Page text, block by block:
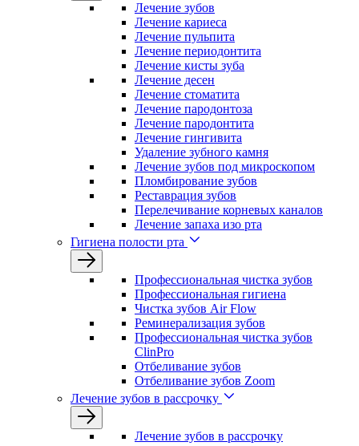
Лечение зyбов
Лечение кариеса
Лечение пульпита
Лечение периодонтита
Лечение кисты зуба
Лечение десен
Лечение стоматита
Лечение пародонтоза
Лечение пародонтита
Лечение гингивита
Удаление зубного камня
Лечение зубов под микроскопом
Пломбирование зубов
Реставрация зубов
Перелечивание корневых каналов
Лечение запаха изо рта
Гигиена полости рта
Профессиональная чистка зубов
Профессиональная гигиена
Чистка зубов Air Flow
Реминерализация зубов
Профессиональная чистка зубов
ClinPro
Отбеливание зубов
Отбеливание зубов Zoom
Лечение зубов в рассрочку
Лечение зубов в рассрочку